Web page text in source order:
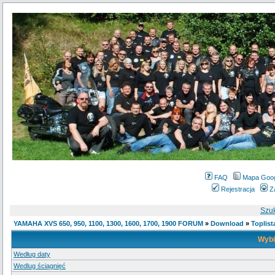
FAQ
Mapa
Rejestracja
YAMAHA XVS 650, 950, 1100, 1300, 1600, 1700, 1900 FORUM » Download »
Według daty
Wedlug ściągnięć